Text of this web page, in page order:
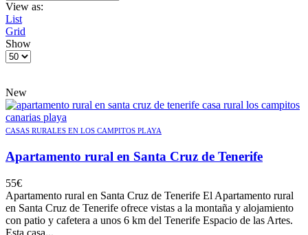
View as:
List
Grid
Show
Products
New
CASAS RURALES EN LOS CAMPITOS PLAYA
Apartamento rural en Santa Cruz de Tenerife
55€
Apartamento rural en Santa Cruz de Tenerife El Apartamento rural
en Santa Cruz de Tenerife ofrece vistas a la montaña y alojamiento
con patio y cafetera a unos 6 km del Tenerife Espacio de las Artes.
Esta casa...